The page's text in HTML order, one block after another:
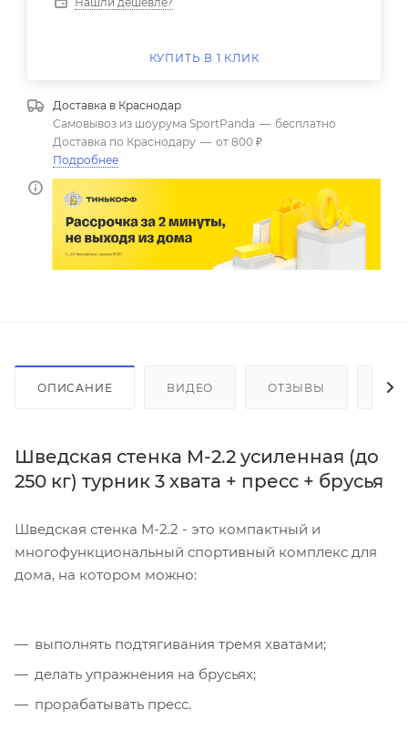
КУПИТЬ В 1 КЛИК
Доставка в Краснодар
Самовывоз из шоурума SportPanda — бесплатно
Доставка по Краснодару — от 800 ₽
Подробнее
ОПИСАНИЕ ВИДЕО ОТЗЫВЫ
Шведская стенка M-2.2 усиленная (до
250 кг) турник 3 хвата + пресс + брусья
Шведская стенка M-2.2 - это компактный и
многофункциональный спортивный комплекс для
дома, на котором можно:
выполнять подтягивания тремя хватами;
делать упражнения на брусьях;
прорабатывать пресс.